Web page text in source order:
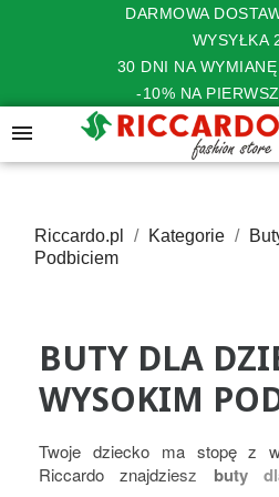
DARMOWA
WYSYŁKA
30 DNI NA
-10% NA

Riccardo.pl Kategorie
Podbiciem
BUTY DLA
WYSOKIM
Twoje dziecko ma stopę z
Riccardo znajdziesz buty